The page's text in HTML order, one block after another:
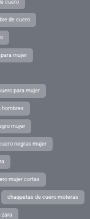
cuero
de cuero
mujer
para mujer
hombres
mujer
negras mujer
mujer cortas
chaquetas de cuero moteras
zara